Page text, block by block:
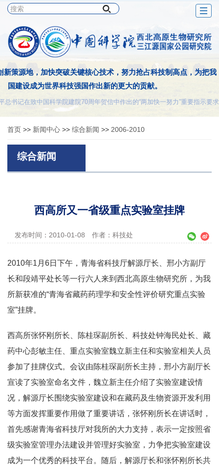
新策源地，加快突破关键核心技术，努力抢占科技制高点，为把我
国建设成为世界科技强国作出新的更大的贡献。
书记在致中国科学院建院70周年贺信中作出的“两加快一努力”重要指示要求
首页 >> 新闻中心 >> 综合新闻 >> 2006-2010
综合新闻
西高所又一省级重点实验室挂牌
发布时间：2010-01-08 作者：科技处
2010年1月6日下午，青海省科技厅解源厅长、邢小方副厅
长和段靖平处长等一行六人来到西北高原生物研究所，为我
所新获准的“青海省藏药药理学和安全性评价研究重点实验
室”挂牌。
西高所张怀刚所长、陈桂琛副所长、科技处钟海民处长、藏
药中心彭敏主任、重点实验室魏立新主任和实验室相关人员
参加了挂牌仪式。会议由陈桂琛副所长主持，邢小方副厅长
宣读了实验室命名文件，魏立新主任介绍了实验室建设情
况，解源厅长围绕实验室建设和在藏药及生物资源开发利用
等方面发挥重要作用做了重要讲话，张怀刚所长在讲话时，
首先感谢青海省科技厅对我所的大力支持，表示一定按照省
级实验室管理办法建设并管理好实验室，力争把实验室建设
成为一个优秀的科技平台。随后，解源厅长和张怀刚所长共